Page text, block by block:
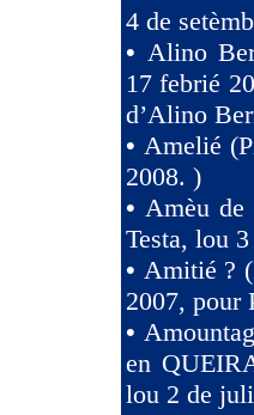
4 de
• Alino
17 febrié
d’Alino
•Amelié
2008. )
• Amèu de
Testa, lou
• Amitié ?
2007, pour
•
en
lou 2 de